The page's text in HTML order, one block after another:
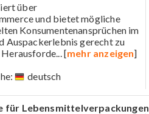
über
und bietet mögliche
Konsumentenansprüchen im
Auspackerlebnis gerecht zu
Herausforde... [mehr anzeigen]
deutsch
für Lebensmittelverpackungen